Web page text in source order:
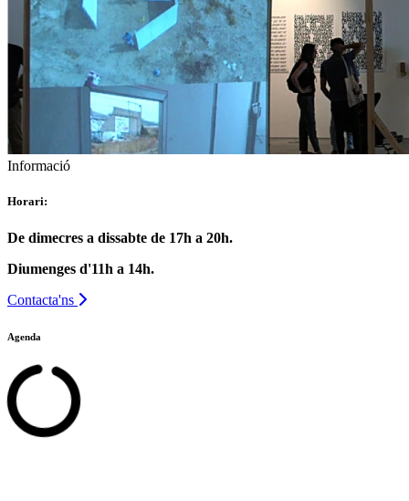
Informació
Horari:
De dimecres a dissabte de 17h a 20h.
Diumenges d'11h a 14h.
Contacta'ns
Agenda